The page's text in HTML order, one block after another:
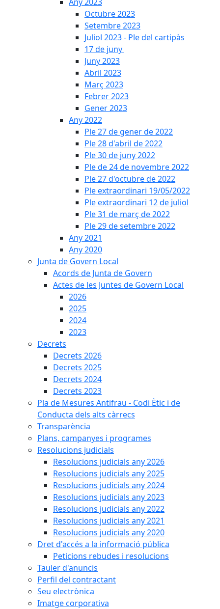
Octubre 2023
Setembre 2023
Juliol 2023 - Ple del cartipàs
17 de juny
Juny 2023
Abril 2023
Març 2023
Febrer 2023
Gener 2023
Any 2022
Ple 27 de gener de 2022
Ple 28 d'abril de 2022
Ple 30 de juny 2022
Ple de 24 de novembre 2022
Ple 27 d'octubre de 2022
Ple extraordinari 19/05/2022
Ple extraordinari 12 de juliol
Ple 31 de març de 2022
Ple 29 de setembre 2022
Any 2021
Any 2020
Junta de Govern Local
Acords de Junta de Govern
Actes de les Juntes de Govern Local
2026
2025
2024
2023
Decrets
Decrets 2026
Decrets 2025
Decrets 2024
Decrets 2023
Pla de Mesures Antifrau - Codi Ètic i de
Conducta dels alts càrrecs
Transparència
Plans, campanyes i programes
Resolucions judicials
Resolucions judicials any 2026
Resolucions judicials any 2025
Resolucions judicials any 2024
Resolucions judicials any 2023
Resolucions judicials any 2022
Resolucions judicials any 2021
Resolucions judicials any 2020
Dret d'accés a la informació pública
Peticions rebudes i resolucions
Tauler d'anuncis
Perfil del contractant
Seu electrònica
Imatge corporativa